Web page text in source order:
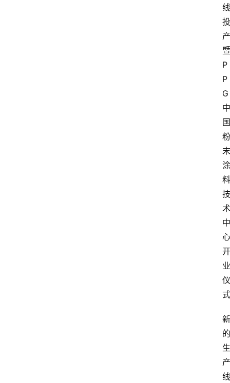
线
投
产
暨
P
P
G
中
国
粉
末
涂
料
技
术
中
心
开
业
仪
式
新
的
生
产
线